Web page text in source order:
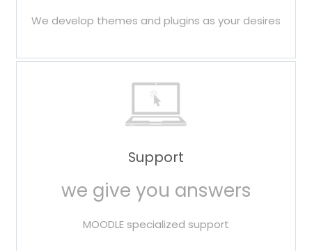
We develop themes and plugins as your desires
Support
we give you answers
MOODLE specialized support